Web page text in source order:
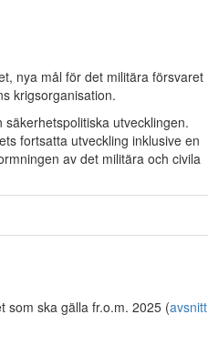
nya mål för det militära försvaret
krigsorganisation.
utvecklingen.
fortsatta utveckling inklusive en
av det militära och civila
som ska gälla fr.o.m. 2025 (avsnitt